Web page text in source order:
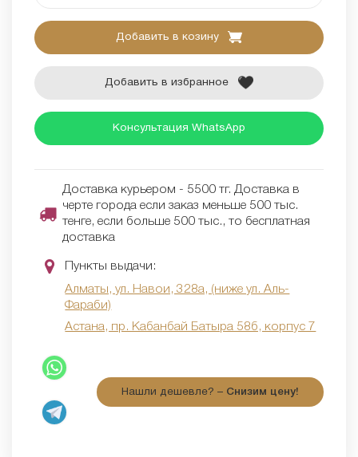
Добавить в козину
Добавить в избранное
Консультация WhatsApp
Доставка курьером - 5500 тг. Доставка в
черте города если заказ меньше 500 тыс.
тенге, если больше 500 тыс., то бесплатная
доставка
Пункты выдачи:
Алматы, ул. Навои, 328а, (ниже ул. Аль-
Фараби)
Астана, пр. Кабанбай Батыра 58б, корпус 7
Нашли дешевле? – Снизим цену!